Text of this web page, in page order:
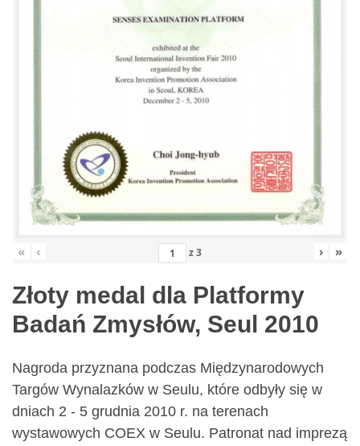
« ‹ z3 › »
Złoty medal dla Platformy
Badań Zmysłów, Seul 2010
Nagroda przyznana podczas Międzynarodowych
Targów Wynalazków w Seulu, które odbyły się w
dniach 2 - 5 grudnia 2010 r. na terenach
wystawowych COEX w Seulu. Patronat nad imprezą